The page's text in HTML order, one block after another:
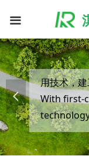
끀
用技术，
With first-
build first-
넳